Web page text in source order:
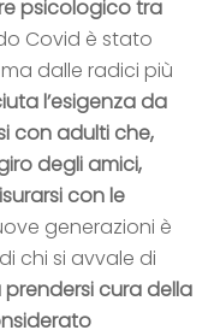
psicologico tra
Covid è stato
dalle radici più
l’esigenza da
con adulti che,
degli amici,
con le
generazioni è
chi si avvale di
prendersi cura della